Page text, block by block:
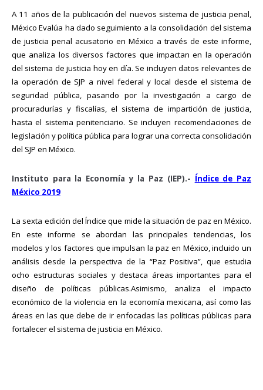
A 11 años de la publicación del nuevos sistema de justicia penal,
México Evalúa ha dado seguimiento a la consolidación del sistema
de justicia penal acusatorio en México a través de este informe,
que analiza los diversos factores que impactan en la operación
del sistema de justicia hoy en día. Se incluyen datos relevantes de
la operación de SJP a nivel federal y local desde el sistema de
seguridad pública, pasando por la investigación a cargo de
procuradurías y fiscalías, el sistema de impartición de justicia,
hasta el sistema penitenciario. Se incluyen recomendaciones de
legislación y política pública para lograr una correcta consolidación
del SJP en México.
Instituto para la Economía y la Paz (IEP).- Índice de Paz
México 2019
La sexta edición del Índice que mide la situación de paz en México.
En este informe se abordan las principales tendencias, los
modelos y los factores que impulsan la paz en México, incluido un
análisis desde la perspectiva de la “Paz Positiva”, que estudia
ocho estructuras sociales y destaca áreas importantes para el
diseño de políticas públicas.Asimismo, analiza el impacto
económico de la violencia en la economía mexicana, así como las
áreas en las que debe de ir enfocadas las políticas públicas para
fortalecer el sistema de justicia en México.